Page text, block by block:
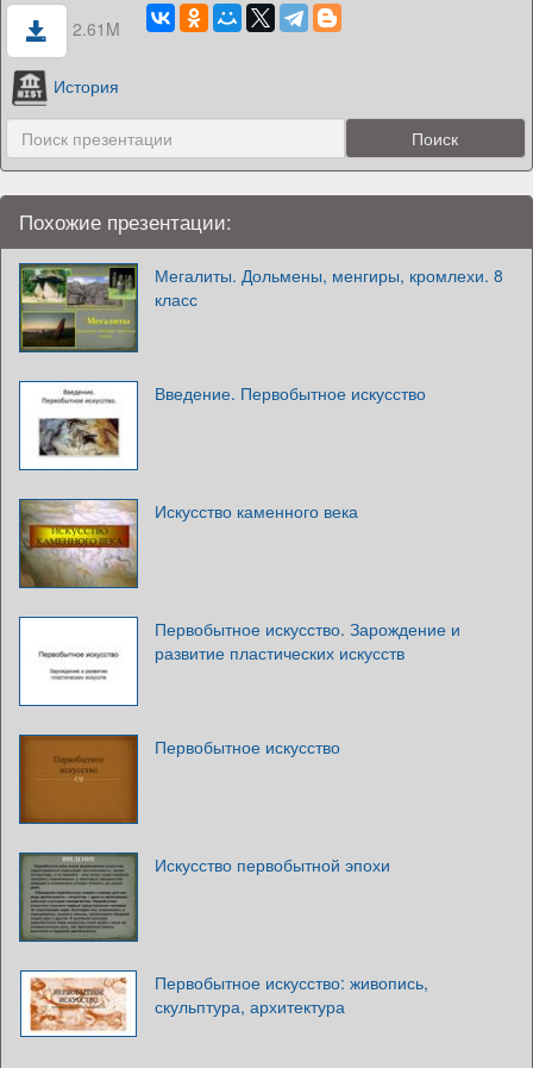
2.61M
История
Похожие презентации:
Мегалиты. Дольмены, менгиры, кромлехи. 8
класс
Введение. Первобытное искусство
Искусство каменного века
Первобытное искусство. Зарождение и
развитие пластических искусств
Первобытное искусство
Искусство первобытной эпохи
Первобытное искусство: живопись,
скульптура, архитектура